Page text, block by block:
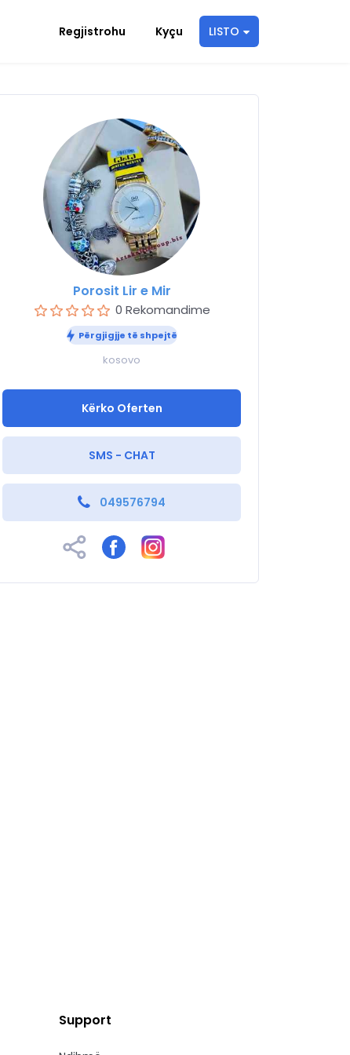
Regjistrohu Kyçu LISTO
Porosit Lir e Mir
0 Rekomandime
Përgjigjje të shpejtë
kosovo
Kërko Oferten
SMS - CHAT
049576794
Support